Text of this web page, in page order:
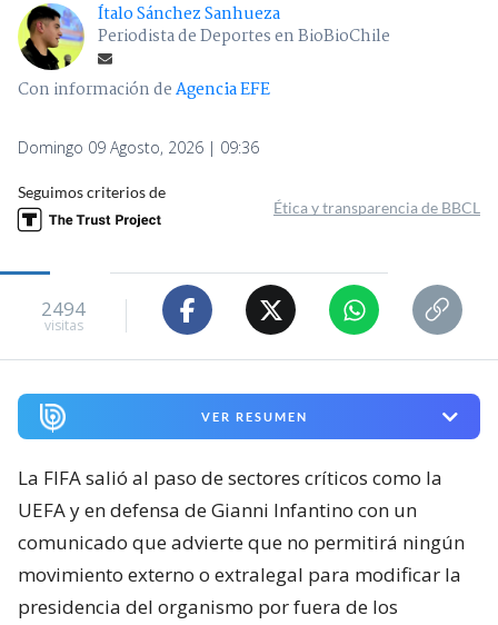
Ítalo Sánchez Sanhueza
Periodista de Deportes en BioBioChile
Con información deAgencia EFE
Domingo 09 Agosto, 2026 | 09:36
Seguimos criterios de
Ética y transparencia de BBCL
2494
visitas
VER RESUMEN
La FIFA salió al paso de sectores críticos como la
UEFA y en defensa de Gianni Infantino con un
comunicado que advierte que no permitirá ningún
movimiento externo o extralegal para modificar la
presidencia del organismo por fuera de los